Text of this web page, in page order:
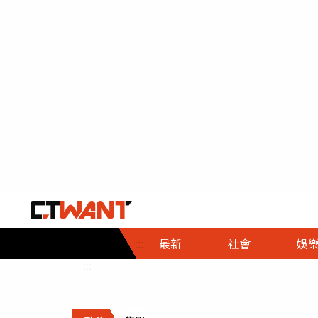
::: 最新 社會
社會首頁
時事
調查
娛樂
娛樂首頁
即時
財經首頁
熱線
政